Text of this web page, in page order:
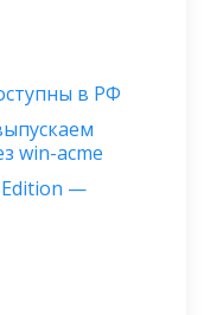
в РФ
win-acme
Edition —